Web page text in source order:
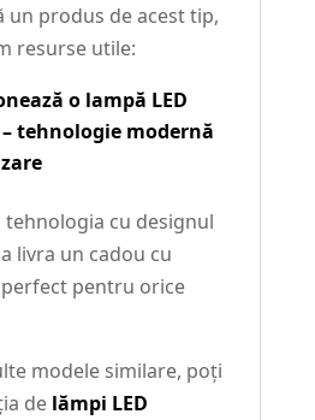
un produs de acest tip,
resurse utile:
o lampă LED
tehnologie modernă
cu designul
livra un cadou cu
pentru orice
modele similare, poți
de lămpi LED